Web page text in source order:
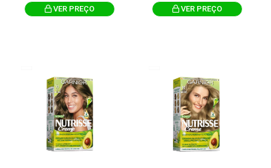
VER PREÇO VER PREÇO